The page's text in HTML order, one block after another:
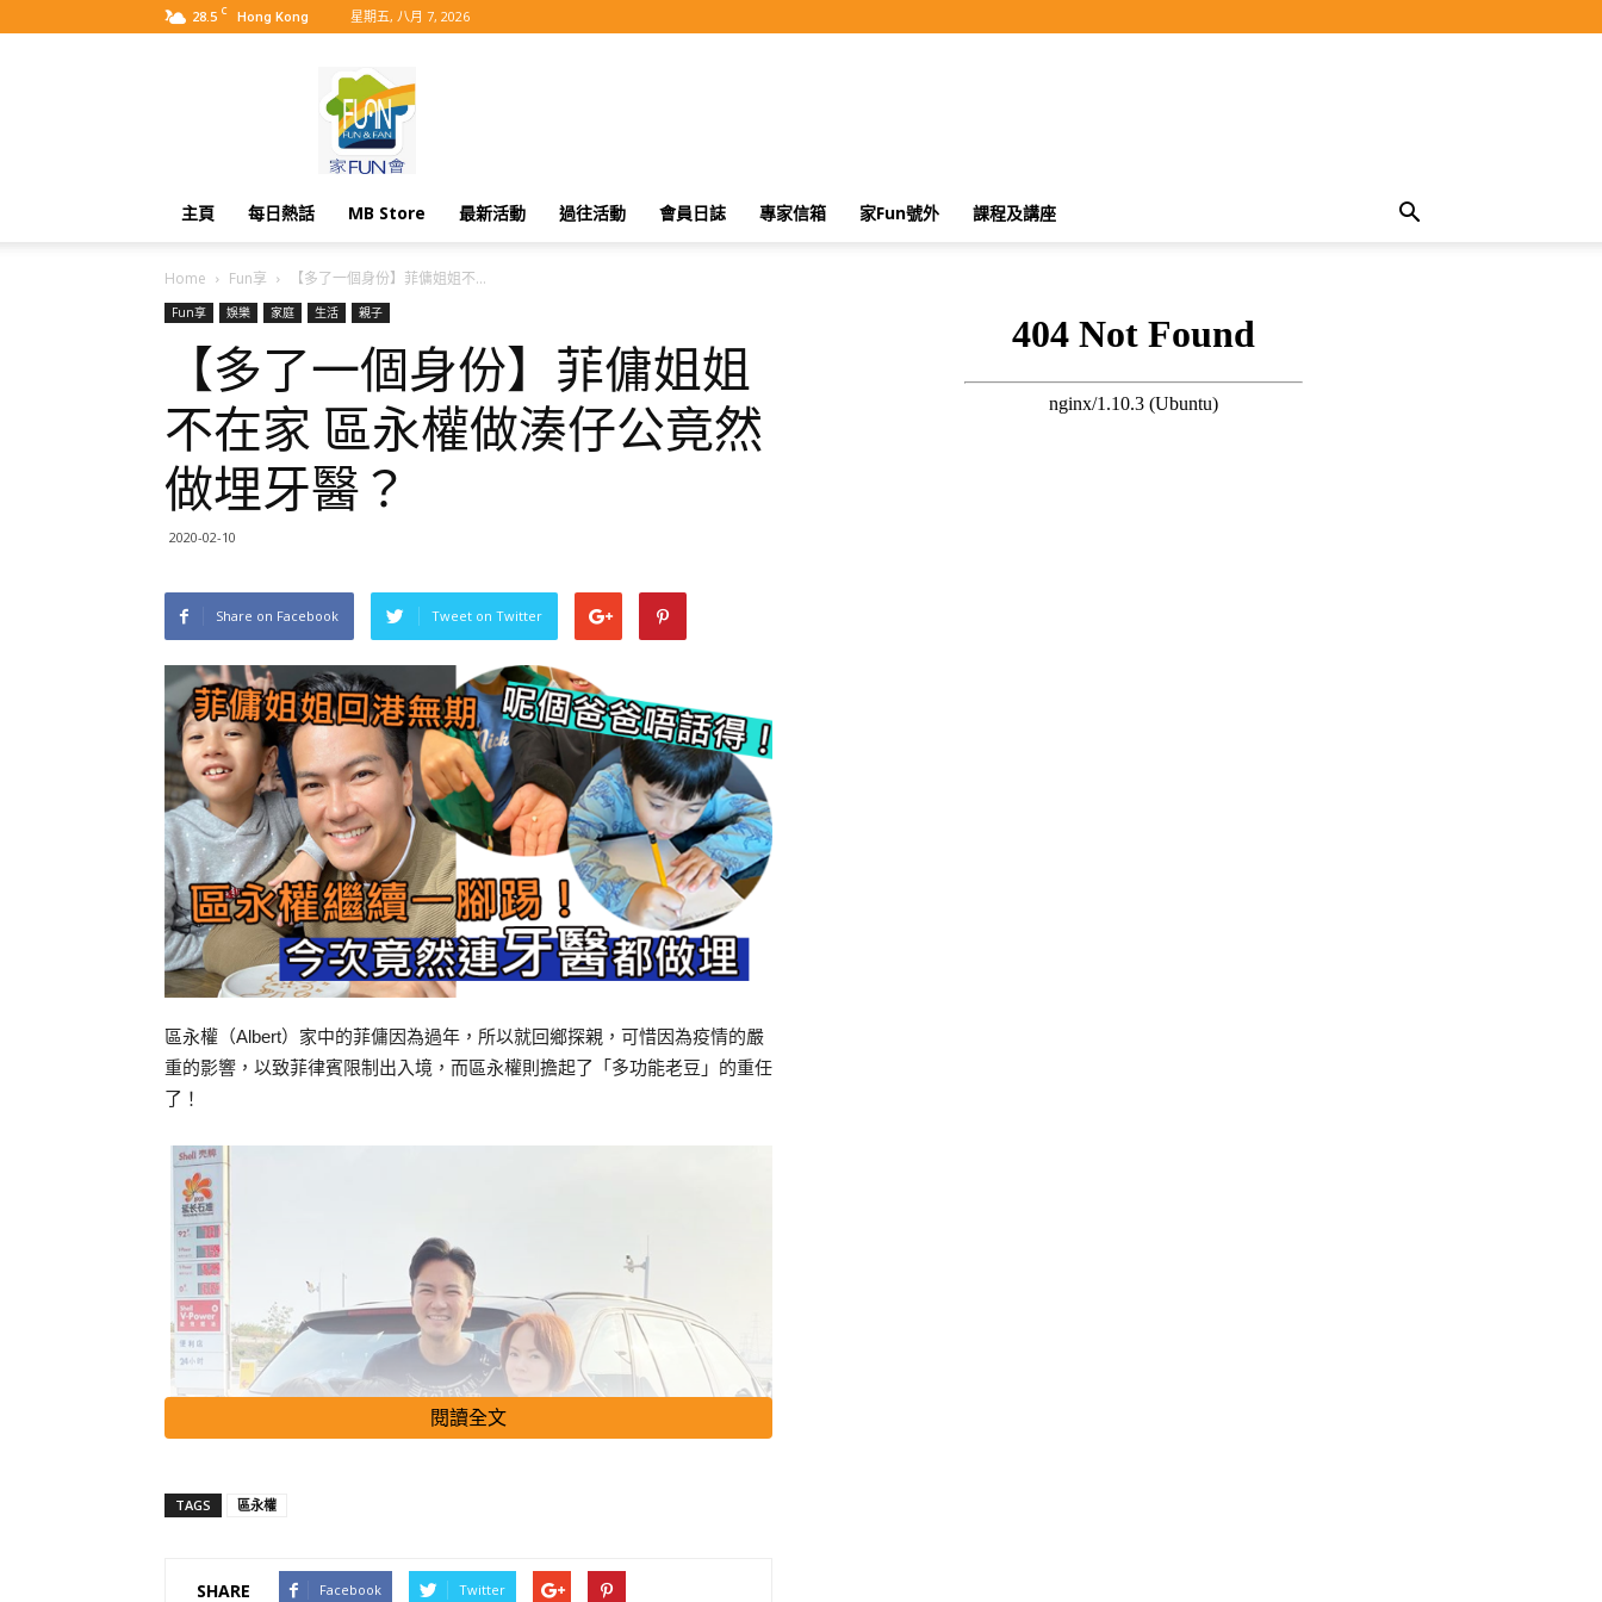
28.5 C Hong Kong 星期五, 八月 7, 2026
主頁 每日熱話 MB Store 最新活動 過往活動 會員日誌 專家信箱 家Fun號外 課程及講座
Home Fun享 【多了一個身份】菲傭姐姐不...
Fun享 娛樂 家庭 生活 親子
【多了一個身份】菲傭姐姐
不在家 區永權做湊仔公竟然
做埋牙醫？
2020-02-10
Share on Facebook Tweet on Twitter
區永權（Albert）家中的菲傭因為過年，所以就回鄉探親，可惜因為疫情的嚴
重的影響，以致菲律賓限制出入境，而區永權則擔起了「多功能老豆」的重任
了！
閱讀全文
TAGS 區永權
SHARE Facebook Twitter